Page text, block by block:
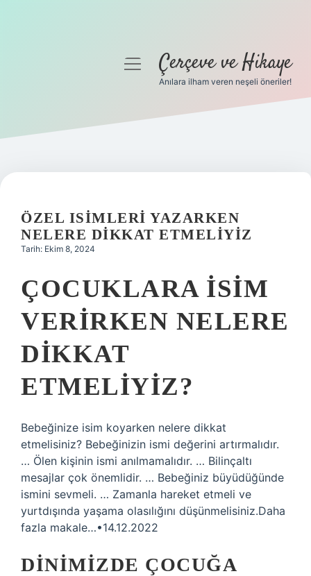
Gizlilik Politikası
Yasal Uyarı
menüyüÇerçeve ve Hikaye
Anılara ilham veren neşeli öneriler!
ÖZEL ISIMLERI YAZARKEN
NELERE DIKKAT ETMELIYIZ
Tarih: Ekim 8, 2024
ÇOCUKLARA ISIM
VERIRKEN NELERE
DIKKAT
ETMELIYIZ?
Bebeğinize isim koyarken nelere dikkat
etmelisiniz? Bebeğinizin ismi değerini artırmalıdır.
… Ölen kişinin ismi anılmamalıdır. … Bilinçaltı
mesajlar çok önemlidir. … Bebeğiniz büyüdüğünde
ismini sevmeli. … Zamanla hareket etmeli ve
yurtdışında yaşama olasılığını düşünmelisiniz.Daha
fazla makale…•14.12.2022
DINIMIZDE ÇOCUĞA